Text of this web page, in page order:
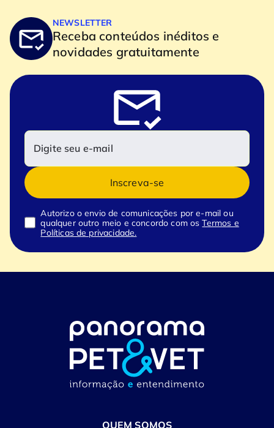
NEWSLETTER
Receba conteúdos inéditos e
novidades gratuitamente
Inscreva-se
Autorizo o envio de comunicações por e-mail ou
qualquer outro meio e concordo com osTermos e
Políticas de privacidade.
QUEM SOMOS